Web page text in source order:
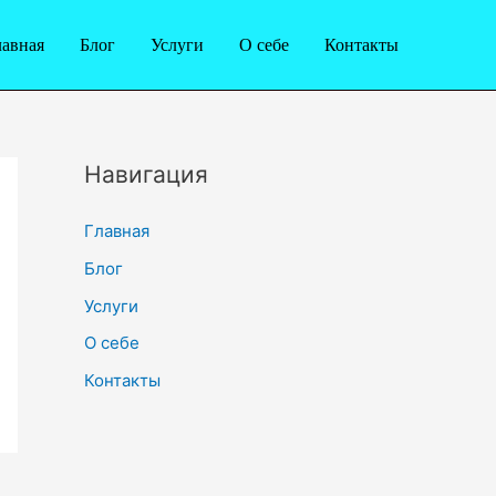
Блог Услуги О себе Контакты
Навигация
Главная
Блог
Услуги
О себе
Контакты